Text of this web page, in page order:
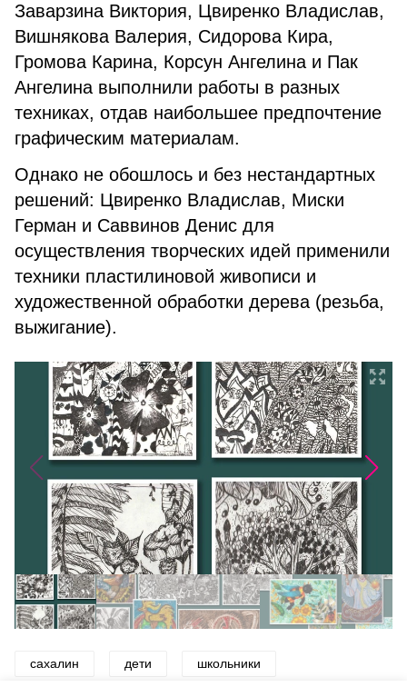
Заварзина Виктория, Цвиренко Владислав,
Вишнякова Валерия, Сидорова Кира,
Громова Карина, Корсун Ангелина и Пак
Ангелина выполнили работы в разных
техниках, отдав наибольшее предпочтение
графическим материалам.
Однако не обошлось и без нестандартных
решений: Цвиренко Владислав, Миски
Герман и Саввинов Денис для
осуществления творческих идей применили
техники пластилиновой живописи и
художественной обработки дерева (резьба,
выжигание).
сахалин дети школьники